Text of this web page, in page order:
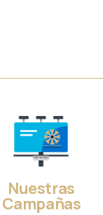
Nuestras
Campañas